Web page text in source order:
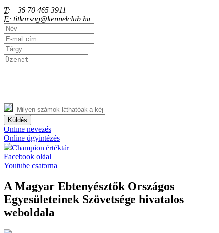
T: +36 70 465 3911
E: titkarsag@kennelclub.hu
Küldés
Online nevezés
Online ügyintézés
Champion értéktár
Facebook oldal
Youtube csatorna
A Magyar Ebtenyésztők Országos
Egyesületeinek Szövetsége hivatalos
weboldala